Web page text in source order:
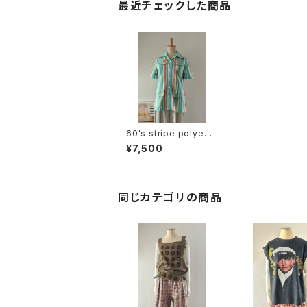
最近チェックした商品
60's stripe polyest
er S/S shirt
¥7,500
同じカテゴリの商品